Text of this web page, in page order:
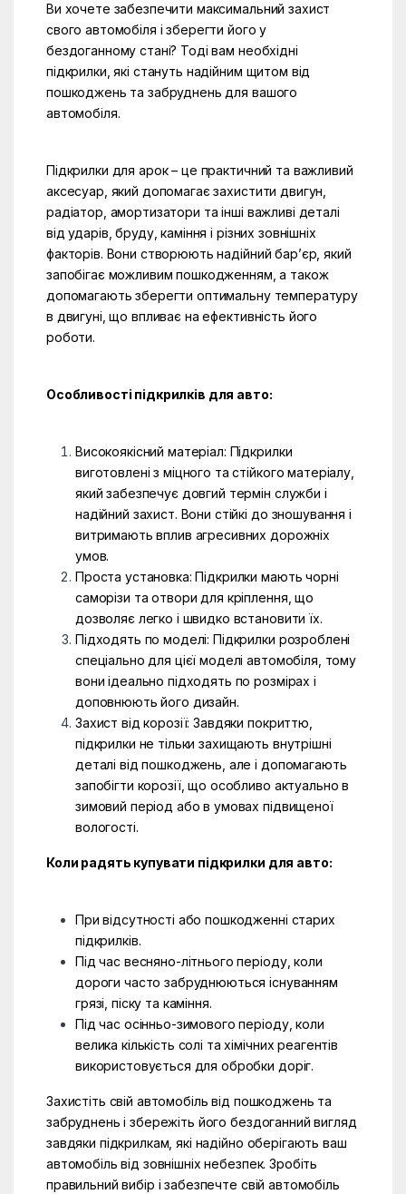
Ви хочете забезпечити максимальний захист
свого автомобіля і зберегти його у
бездоганному стані? Тоді вам необхідні
підкрилки, які стануть надійним щитом від
пошкоджень та забруднень для вашого
автомобіля.
Підкрилки для арок – це практичний та важливий
аксесуар, який допомагає захистити двигун,
радіатор, амортизатори та інші важливі деталі
від ударів, бруду, каміння і різних зовнішніх
факторів. Вони створюють надійний бар’єр, який
запобігає можливим пошкодженням, а також
допомагають зберегти оптимальну температуру
в двигуні, що впливає на ефективність його
роботи.
Особливості підкрилків для авто:
Високоякісний матеріал: Підкрилки
виготовлені з міцного та стійкого матеріалу,
який забезпечує довгий термін служби і
надійний захист. Вони стійкі до зношування і
витримають вплив агресивних дорожніх
умов.
Проста установка: Підкрилки мають чорні
саморізи та отвори для кріплення, що
дозволяє легко і швидко встановити їх.
Підходять по моделі: Підкрилки розроблені
спеціально для цієї моделі автомобіля, тому
вони ідеально підходять по розмірах і
доповнюють його дизайн.
Захист від корозії: Завдяки покриттю,
підкрилки не тільки захищають внутрішні
деталі від пошкоджень, але і допомагають
запобігти корозії, що особливо актуально в
зимовий період або в умовах підвищеної
вологості.
Коли радять купувати підкрилки для авто:
При відсутності або пошкодженні старих
підкрилків.
Під час весняно-літнього періоду, коли
дороги часто забруднюються існуванням
грязі, піску та каміння.
Під час осінньо-зимового періоду, коли
велика кількість солі та хімічних реагентів
використовується для обробки доріг.
Захистіть свій автомобіль від пошкоджень та
забруднень і збережіть його бездоганний вигляд
завдяки підкрилкам, які надійно оберігають ваш
автомобіль від зовнішніх небезпек. Зробіть
правильний вибір і забезпечте свій автомобіль